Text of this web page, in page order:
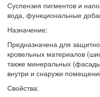
Суспензия пигментов и
вода, функциональные
Назначение:
Предназначена для
кровельных материалов
также минеральных
внутри и снаружи
Свойства: